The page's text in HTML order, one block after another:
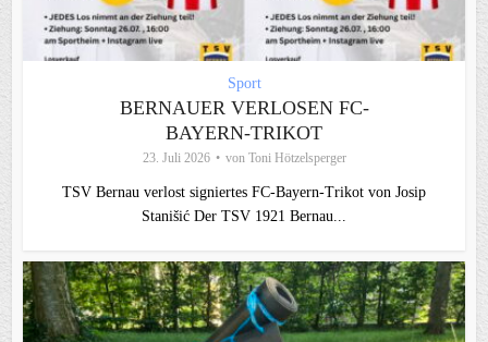
Sport
BERNAUER VERLOSEN FC-
BAYERN-TRIKOT
23. Juli 2026 von Toni Hötzelsperger
TSV Bernau verlost signiertes FC‑Bayern‑Trikot von Josip
Stanišić Der TSV 1921 Bernau...